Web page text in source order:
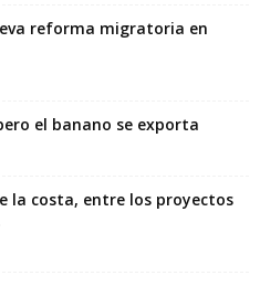
reforma migratoria en
el banano se exporta
la costa, entre los proyectos